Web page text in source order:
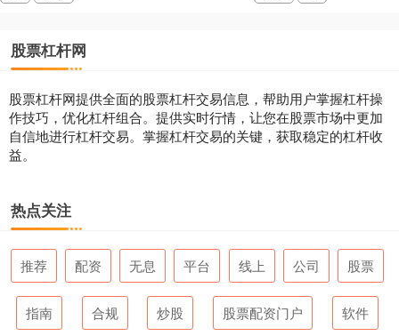
股票杠杆网
股票杠杆网提供全面的股票杠杆交易信息，帮助用户掌握杠杆操
作技巧，优化杠杆组合。提供实时行情，让您在股票市场中更加
自信地进行杠杆交易。掌握杠杆交易的关键，获取稳定的杠杆收
益。
热点关注
推荐 配资 无息 平台 线上 公司 股票
指南 合规 炒股 股票配资门户 软件